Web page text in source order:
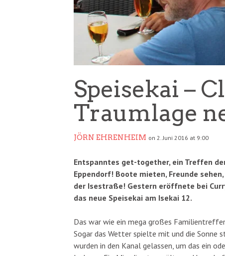
Speisekai –
Traumlage
JÖRN EHRENHEIM on 2. Juni 2016 at 9:00
Entspanntes get-together, ein Treffen
Eppendorf! Boote mieten, Freunde
der Isestraße! Gestern eröffnete bei
das neue Speisekai am Isekai 12.
Das war wie ein mega großes
Sogar das Wetter spielte mit und die Sonne
wurden in den Kanal gelassen, um das ein